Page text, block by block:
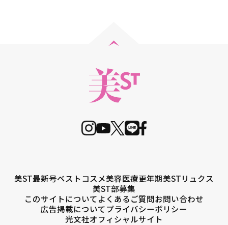
美ST最新号ベストコスメ美容医療更年期美STリュクス
美ST部募集
このサイトについてよくあるご質問お問い合わせ
広告掲載についてプライバシーポリシー
光文社オフィシャルサイト